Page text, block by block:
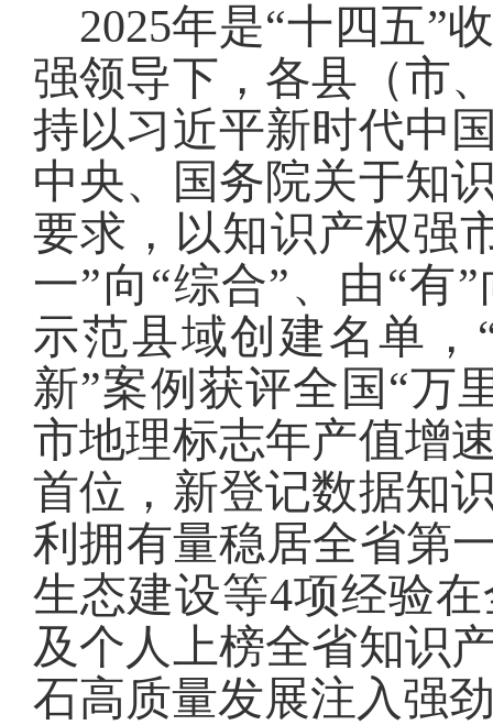
2025年是“十四五”
强领导下，各县（市
持以习近平新时代中
中央、国务院关于知
要求，以知识产权强
一”向“综合”、由“有
示范县域创建名单
新”案例获评全国“万
市地理标志年产值增
首位，新登记数据知
利拥有量稳居全省第
生态建设等4项经验
及个人上榜全省知识
石高质量发展注入强